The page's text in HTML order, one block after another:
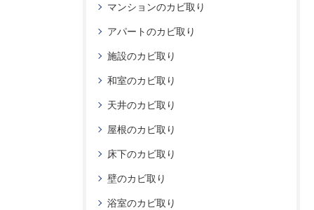
マンションのカビ取り
アパートのカビ取り
施設のカビ取り
和室のカビ取り
天井のカビ取り
屋根のカビ取り
床下のカビ取り
壁のカビ取り
浴室のカビ取り